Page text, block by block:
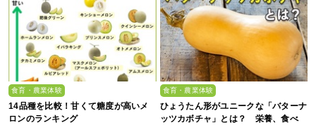
食育・農業体験
14品種を比較！甘くて糖度が高いメ
ロンのランキング
食育・農業体験
ひょうたん形がユニークな「バターナ
ッツカボチャ」とは？ 栄養、食べ